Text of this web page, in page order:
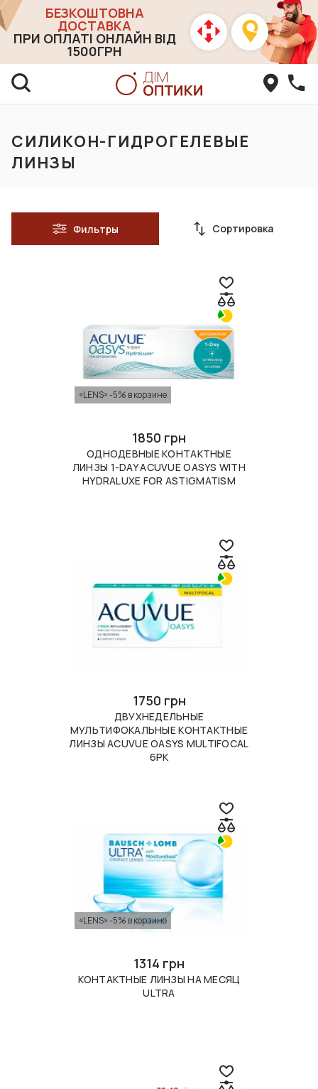
БЕЗКОШТОВНА
ДОСТАВКА
ПРИ ОПЛАТІ ОНЛАЙН ВІД
1500ГРН
СИЛИКОН-ГИДРОГЕЛЕВЫЕ
ЛИНЗЫ
Фильтры Сортировка
«LENS» -5% в корзине
1850 грн
ОДНОДЕВНЫЕ КОНТАКТНЫЕ
ЛИНЗЫ 1-DAY ACUVUE OASYS WITH
HYDRALUXE FOR ASTIGMATISM
1750 грн
ДВУХНЕДЕЛЬНЫЕ
МУЛЬТИФОКАЛЬНЫЕ КОНТАКТНЫЕ
ЛИНЗЫ ACUVUE OASYS MULTIFOCAL
6PK
«LENS» -5% в корзине
1314 грн
КОНТАКТНЫЕ ЛИНЗЫ НА МЕСЯЦ
ULTRA